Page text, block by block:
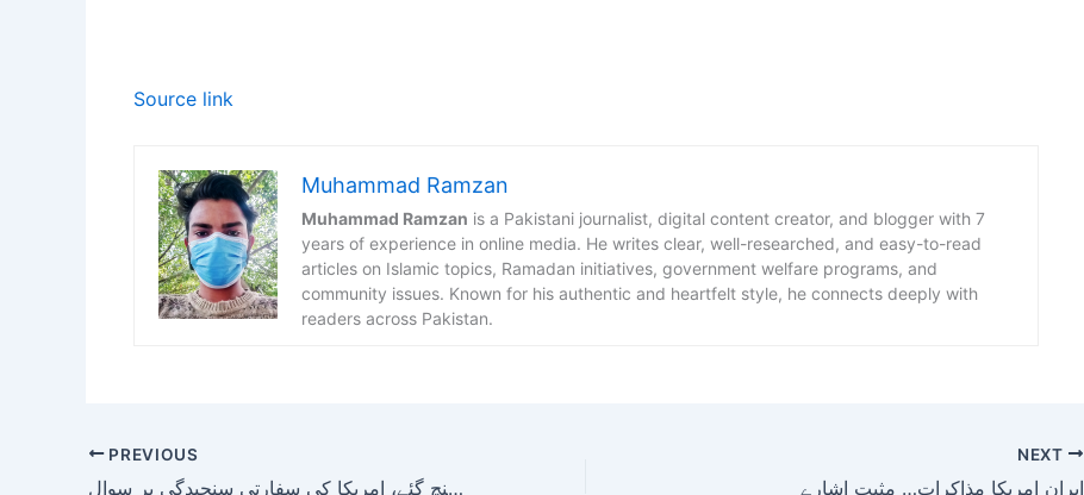
Source link
Muhammad Ramzan
Muhammad Ramzan is a Pakistani journalist, digital content creator, and blogger with 7
years of experience in online media. He writes clear, well-researched, and easy-to-read
articles on Islamic topics, Ramadan initiatives, government welfare programs, and
community issues. Known for his authentic and heartfelt style, he connects deeply with
readers across Pakistan.
PREVIOUS
دورۂ پاکستان کے بعد ایرانی وزیر خارجہ عمان پہنچ گئے، امریکا کی سفارتی سنجیدگی پر سوال
NEXT
ایران امریکا مذاکرات… مثبت اشارے